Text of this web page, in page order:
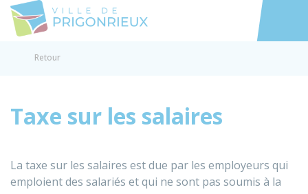
Accéder
Retour
Taxe sur les salaires
La taxe sur les salaires est due par les employeurs qui
emploient des salariés et qui ne sont pas soumis à la